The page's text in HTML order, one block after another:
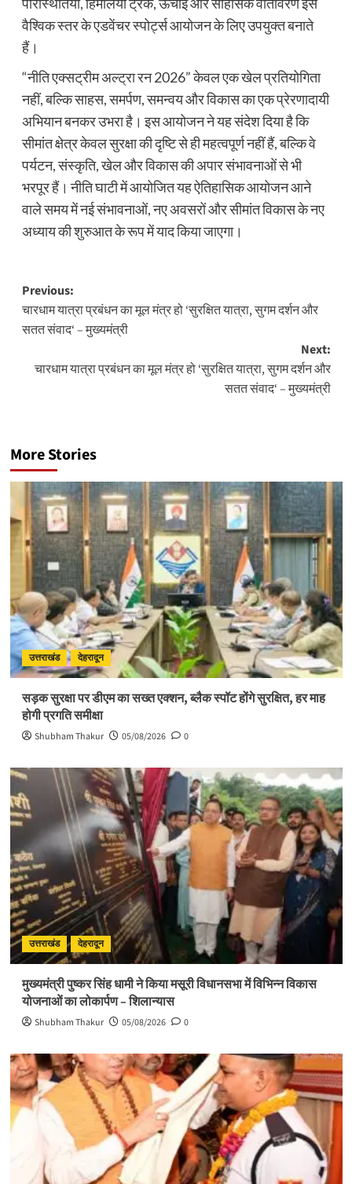
वैश्विक स्तर के एडवेंचर स्पोर्ट्स आयोजन के लिए उपयुक्त बनाते
हैं।
“नीति एक्सट्रीम अल्ट्रा रन 2026” केवल एक खेल प्रतियोगिता
नहीं, बल्कि साहस, समर्पण, समन्वय और विकास का एक प्रेरणादायी
अभियान बनकर उभरा है। इस आयोजन ने यह संदेश दिया है कि
सीमांत क्षेत्र केवल सुरक्षा की दृष्टि से ही महत्वपूर्ण नहीं हैं, बल्कि वे
पर्यटन, संस्कृति, खेल और विकास की अपार संभावनाओं से भी
भरपूर हैं। नीति घाटी में आयोजित यह ऐतिहासिक आयोजन आने
वाले समय में नई संभावनाओं, नए अवसरों और सीमांत विकास के नए
अध्याय की शुरुआत के रूप में याद किया जाएगा।
Post
navigation
Previous:
चारधाम यात्रा प्रबंधन का मूल मंत्र हो ‘सुरक्षित यात्रा, सुगम दर्शन और
सतत संवाद‘ – मुख्यमंत्री
Next:
चारधाम यात्रा प्रबंधन का मूल मंत्र हो ‘सुरक्षित यात्रा, सुगम दर्शन और
सतत संवाद‘ – मुख्यमंत्री
More Stories
उत्तराखंड देहरादून
सड़क सुरक्षा पर डीएम का सख्त एक्शन, ब्लैक स्पॉट होंगे सुरक्षित, हर माह
होगी प्रगति समीक्षा
Shubham Thakur 05/08/2026 0
उत्तराखंड देहरादून
मुख्यमंत्री पुष्कर सिंह धामी ने किया मसूरी विधानसभा में विभिन्न विकास
योजनाओं का लोकार्पण – शिलान्यास
Shubham Thakur 05/08/2026 0